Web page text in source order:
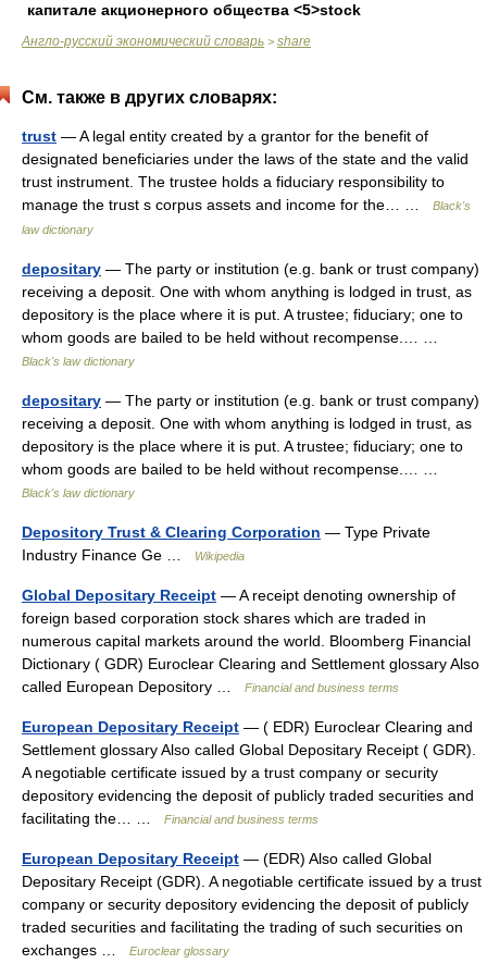
капитале акционерного общества <5>stock
Англо-русский экономический словарь > share
См. также в других словарях:
trust — A legal entity created by a grantor for the benefit of
designated beneficiaries under the laws of the state and the valid
trust instrument. The trustee holds a fiduciary responsibility to
manage the trust s corpus assets and income for the… …
Black's
law dictionary
depositary — The party or institution (e.g. bank or trust company)
receiving a deposit. One with whom anything is lodged in trust, as
depository is the place where it is put. A trustee; fiduciary; one to
whom goods are bailed to be held without recompense.… …
Black's law dictionary
depositary — The party or institution (e.g. bank or trust company)
receiving a deposit. One with whom anything is lodged in trust, as
depository is the place where it is put. A trustee; fiduciary; one to
whom goods are bailed to be held without recompense.… …
Black's law dictionary
Depository Trust & Clearing Corporation — Type Private
Industry Finance Ge …
Wikipedia
Global Depositary Receipt — A receipt denoting ownership of
foreign based corporation stock shares which are traded in
numerous capital markets around the world. Bloomberg Financial
Dictionary ( GDR) Euroclear Clearing and Settlement glossary Also
called European Depository …
Financial and business terms
European Depositary Receipt — ( EDR) Euroclear Clearing and
Settlement glossary Also called Global Depositary Receipt ( GDR).
A negotiable certificate issued by a trust company or security
depository evidencing the deposit of publicly traded securities and
facilitating the… …
Financial and business terms
European Depositary Receipt — (EDR) Also called Global
Depositary Receipt (GDR). A negotiable certificate issued by a trust
company or security depository evidencing the deposit of publicly
traded securities and facilitating the trading of such securities on
exchanges …
Euroclear glossary